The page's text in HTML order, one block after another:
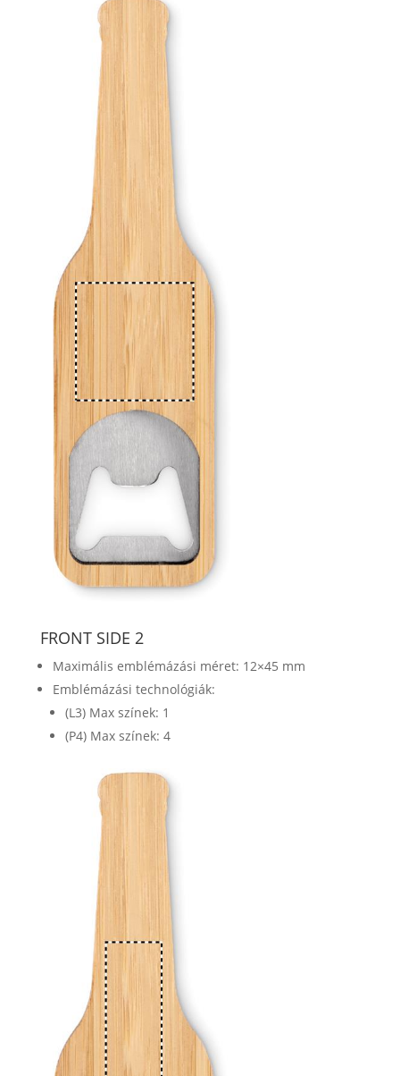
FRONT SIDE 2
Maximális emblémázási méret: 12×45 mm
Emblémázási technológiák:
(L3) Max színek: 1
(P4) Max színek: 4